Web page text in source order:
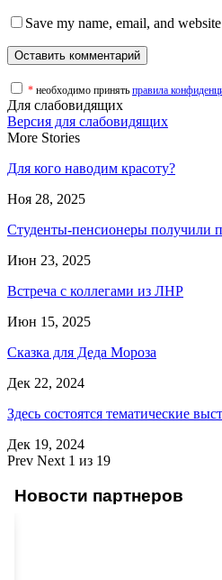
Save my name, email, and
* необходимо принять правила
Для слабовидящих
Версия для слабовидящих
More Stories
Для кого наводим красоту?
Ноя 28, 2025
Студенты-пенсионеры получили
Июн 23, 2025
Встреча с коллегами из ЛНР
Июн 15, 2025
Сказка для Деда Мороза
Дек 22, 2024
Здесь состоятся тематические
Дек 19, 2024
Prev Next 1 из 19
Новости партнеров